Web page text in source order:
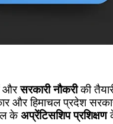
औरसरकारी नौकरीकी
और हिमाचल प्रदेश
केअप्रेंटिसशिप प्रशिक्षण